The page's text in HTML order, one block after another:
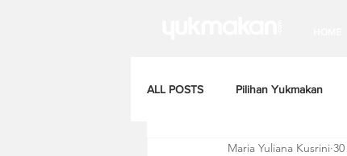
ALL POSTS Pilihan Yukmakan
Maria Yuliana Kusrini